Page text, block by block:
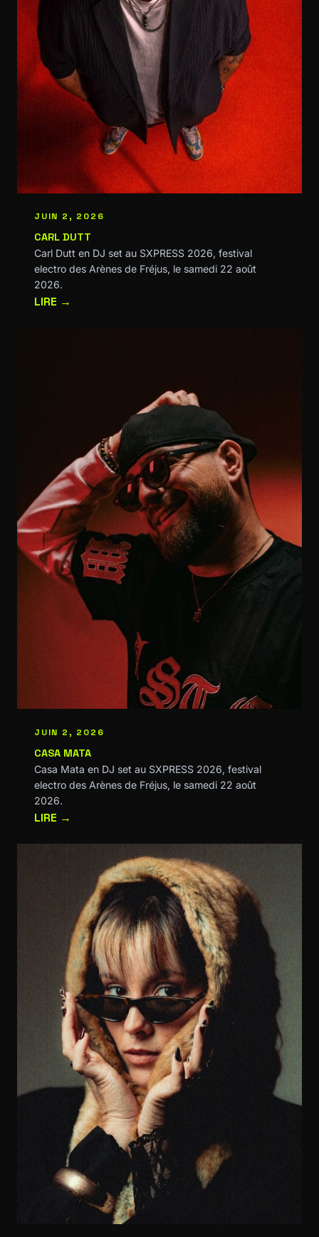
JUIN 2, 2026
CARL DUTT
Carl Dutt en DJ set au SXPRESS 2026, festival
electro des Arènes de Fréjus, le samedi 22 août
2026.
LIRE →
JUIN 2, 2026
CASA MATA
Casa Mata en DJ set au SXPRESS 2026, festival
electro des Arènes de Fréjus, le samedi 22 août
2026.
LIRE →